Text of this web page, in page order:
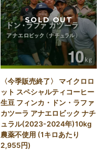
〈今季販売終了〉 マイクロロ
ット スペシャルティコーヒー
生豆 フィンカ・ドン・ラファ
カツーラ アナエロビック ナチ
ュラル(2023-2024年)10kg
農薬不使用 (1キロあたり
2,955円)